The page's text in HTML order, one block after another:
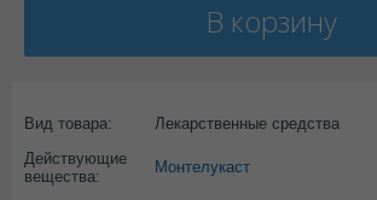
В корзину
Вид товара:
Лекарственные средства
Действующие
вещества:
Монтелукаст